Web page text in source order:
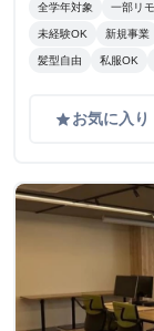
全学年対象 一部リ
未経験OK 新規事業
髪型自由 私服OK
gradeお気に入り